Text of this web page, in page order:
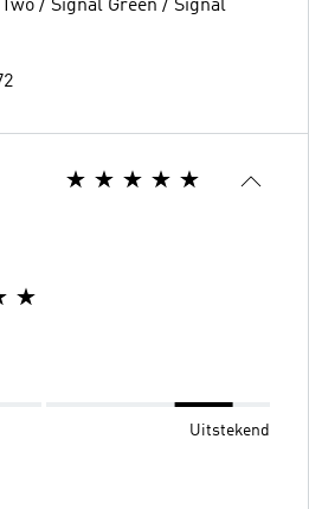
/ Signal Green / Signal
Uitstekend